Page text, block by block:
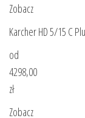
Zobacz
Karcher HD 5/15 C
od
4298,00
zł
Zobacz